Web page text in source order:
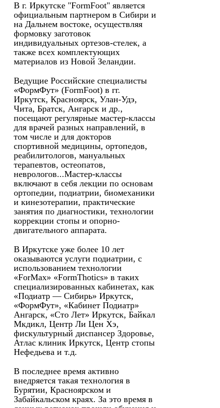
В г. Иркутске "FormFoot" является
официальным партнером в Сибири и
на Дальнем востоке, осуществляя
формовку заготовок
индивидуальных ортезов-стелек, а
также всех комплектующих
материалов из Новой Зеландии.
Ведущие Российские специалисты
«ФормФут» (FormFoot) в гг.
Иркутск, Красноярск, Улан-Удэ,
Чита, Братск, Ангарск и др.,
посещают регулярные мастер-классы
для врачей разных направлений, в
том числе и для докторов
спортивной медицины, ортопедов,
реабилитологов, мануальных
терапевтов, остеопатов,
неврологов...Мастер-классы
включают в себя лекции по основам
ортопедии, подиатрии, биомеханики
и кинезотерапии, практические
занятия по диагностики, технологии
коррекции стопы и опорно-
двигательного аппарата.
В Иркутске уже более 10 лет
оказываются услуги подиатрии, с
использованием технологии
«ForMax» «FormThotics» в таких
специализированных кабинетах, как
«Подиатр — Сибирь» Иркутск,
«ФормФут», «Кабинет Подиатр»
Ангарск, «Сто Лет» Иркутск, Байкал
Мкдикл, Центр Ли Цен Хэ,
фискультурный диспансер Здоровье,
Атлас клиник Иркутск, Центр стопы
Нефедьева и т.д.
В последнее время активно
внедряется такая технология в
Бурятии, Красноярском и
Забайкальском краях. За это время в